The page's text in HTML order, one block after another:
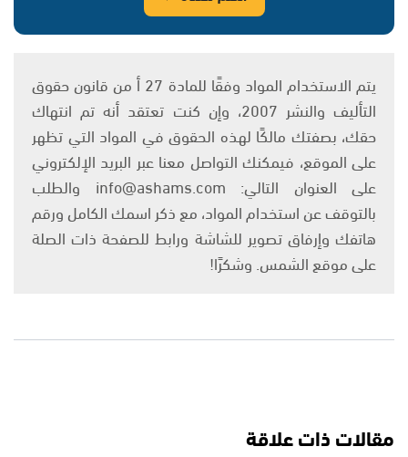
يتم الاستخدام المواد وفقًا للمادة 27 أ من قانون حقوق
التأليف والنشر 2007، وإن كنت تعتقد أنه تم انتهاك
حقك، بصفتك مالكًا لهذه الحقوق في المواد التي تظهر
على الموقع، فيمكنك التواصل معنا عبر البريد الإلكتروني
على العنوان التالي: info@ashams.com والطلب
بالتوقف عن استخدام المواد، مع ذكر اسمك الكامل ورقم
هاتفك وإرفاق تصوير للشاشة ورابط للصفحة ذات الصلة
على موقع الشمس. وشكرًا!
مقالات ذات علاقة